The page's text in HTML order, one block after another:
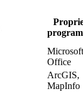
Microsoft
Office
ArcGIS,
MapInfo